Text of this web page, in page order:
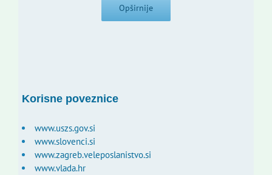
Opširnije
Korisne poveznice
www.uszs.gov.si
www.slovenci.si
www.zagreb.veleposlanistvo.si
www.vlada.hr